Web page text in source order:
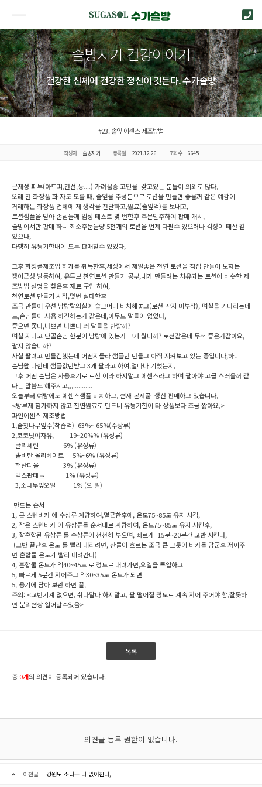
솔방지기 건강이야기
건강한 신체에 건강한 정신이 깃든다. 수가솔방
#23. 솔잎 에센스 제조방법
작성자 솔방지기 등록일 2021.12.26 조회수 6645
문제성 피부(아토피,건선,등....) 가려움증 고민을 갖고있는 분들이 의외로 많다,
오래 전 화장품 화 자도 모를 때, 솔잎을 주성분으로 로션을 만들면 좋을꺼 같은 예감에
거래하는 화장품 업체에 제 생각을 전달하고,원료(솔잎액)를 보내고,
로션샘플을 받아 손님들께 임상 테스트 몇 번한후 주문발주하여 판매 개시,
솔방에서만 판매 하니 최소주문물량 5천개의 로션을 언제 다팔수 있으려나 걱정이 태산 같
았으나,
다행히 유통기한내에 모두 판매할수 있었다,
그후 화장품제조업 허가를 취득한후,세상에서 제일좋은 천연 로션을 직접 만들어 보자는
쟁이근성 발동하여, 유투브 천연로션 만들기 공부,내가 만들려는 치유되는 로션에 비슷한 제
조방법 설명을 찾은후 재료 구입 하여,
천연로션 만들기 시작,몇번 실패한후
조금 만들어 우선 남탕탈의실에 슬그머니 비치해놓고(로션 딱지 미부착), 며칠을 기다리는데
도,손님들이 사용 하긴하는거 같은데,아무도 말들이 없었다,
좋으면 좋다,나쁘면 나쁘다 왜 말들을 안할까?
며칠 지나고 단골손님 한분이 남탕에 있는거 그게 뭡니까? 로션같은데 무척 좋은거같아요,
팔지 않습니까?
사실 팔려고 만들긴했는데 어떤지몰라 샘플만 만들고 아직 지켜보고 있는 중입니다,하니
손님왈 나한테 샘플값만받고 3개 팔라고 하여,얼마나 기뻤는지,
그후 어떤 손님은 사용후기로 로션 이라 하지말고 에센스라고 하며 팔아야 고급 스러울꺼 같
다는 말씀도 해주시고,,,...........
오늘부터 여탕에도 에센스샘플 비치하고, 현재 본제품 생산 판매하고 있습니다,
<방부제 첨가하지 않고 천연원료로 만드니 유통기한이 타 상품보다 조금 짧아요,>
파인에센스 제조방법
1,솔잣나무잎수(착즙액) 63%~ 65%(수상류)
2,코코넛야자유, 19~20%% (유상류)
글리세린 6% (유상류)
솔비탄 올리베이트 5%~6% (유상류)
핵산디올 3% (유상류)
덱스판테놀 1% (유상류)
3,소나무잎오일 1% (오 일)
만드는 순서
1, 큰 스텐비커 에 수상류 계량하여,멸균한후에, 온도75~85도 유지 시킴,
2, 작은 스텐비커 에 유상류를 순서대로 계량하여, 온도75~85도 유지 시킨후,
3, 잘혼합된 유상류 를 수상류에 천천히 부으며, 빠르게 15분~20분간 교반 시킨다,
(교반 끝난후 온도 를 빨리 내리려면, 찬물이 흐르는 조금 큰 그릇에 비커를 담군후 저어주
면 혼합물 온도가 빨리 내려간다)
4, 혼합물 온도가 약40~45도 로 정도로 내려가면,오일을 투입하고
5, 빠르게 5분간 저어주고 약30~35도 온도가 되면
5, 용기에 담아 보관 하면 끝,
주의: <교반기계 없으면, 쉬다말다 하지말고, 팔 떨어질 정도로 계속 저어 주어야 함,잘못하
면 분리현상 일어날수있음>
목록
총 0개의 의견이 등록되어 있습니다.
의견글 등록 권한이 없습니다.
이전글 강원도 소나무 다 없어진다,